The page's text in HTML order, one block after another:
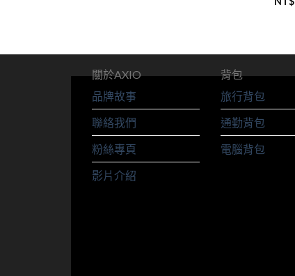
關於AXIO
品牌故事
聯絡我們
粉絲專頁
影片介紹
背包
旅行背包
通勤背包
電腦背包